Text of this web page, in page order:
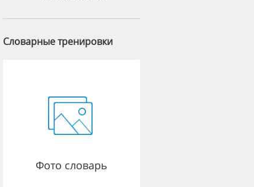
Словарные тренировки
Фото словарь